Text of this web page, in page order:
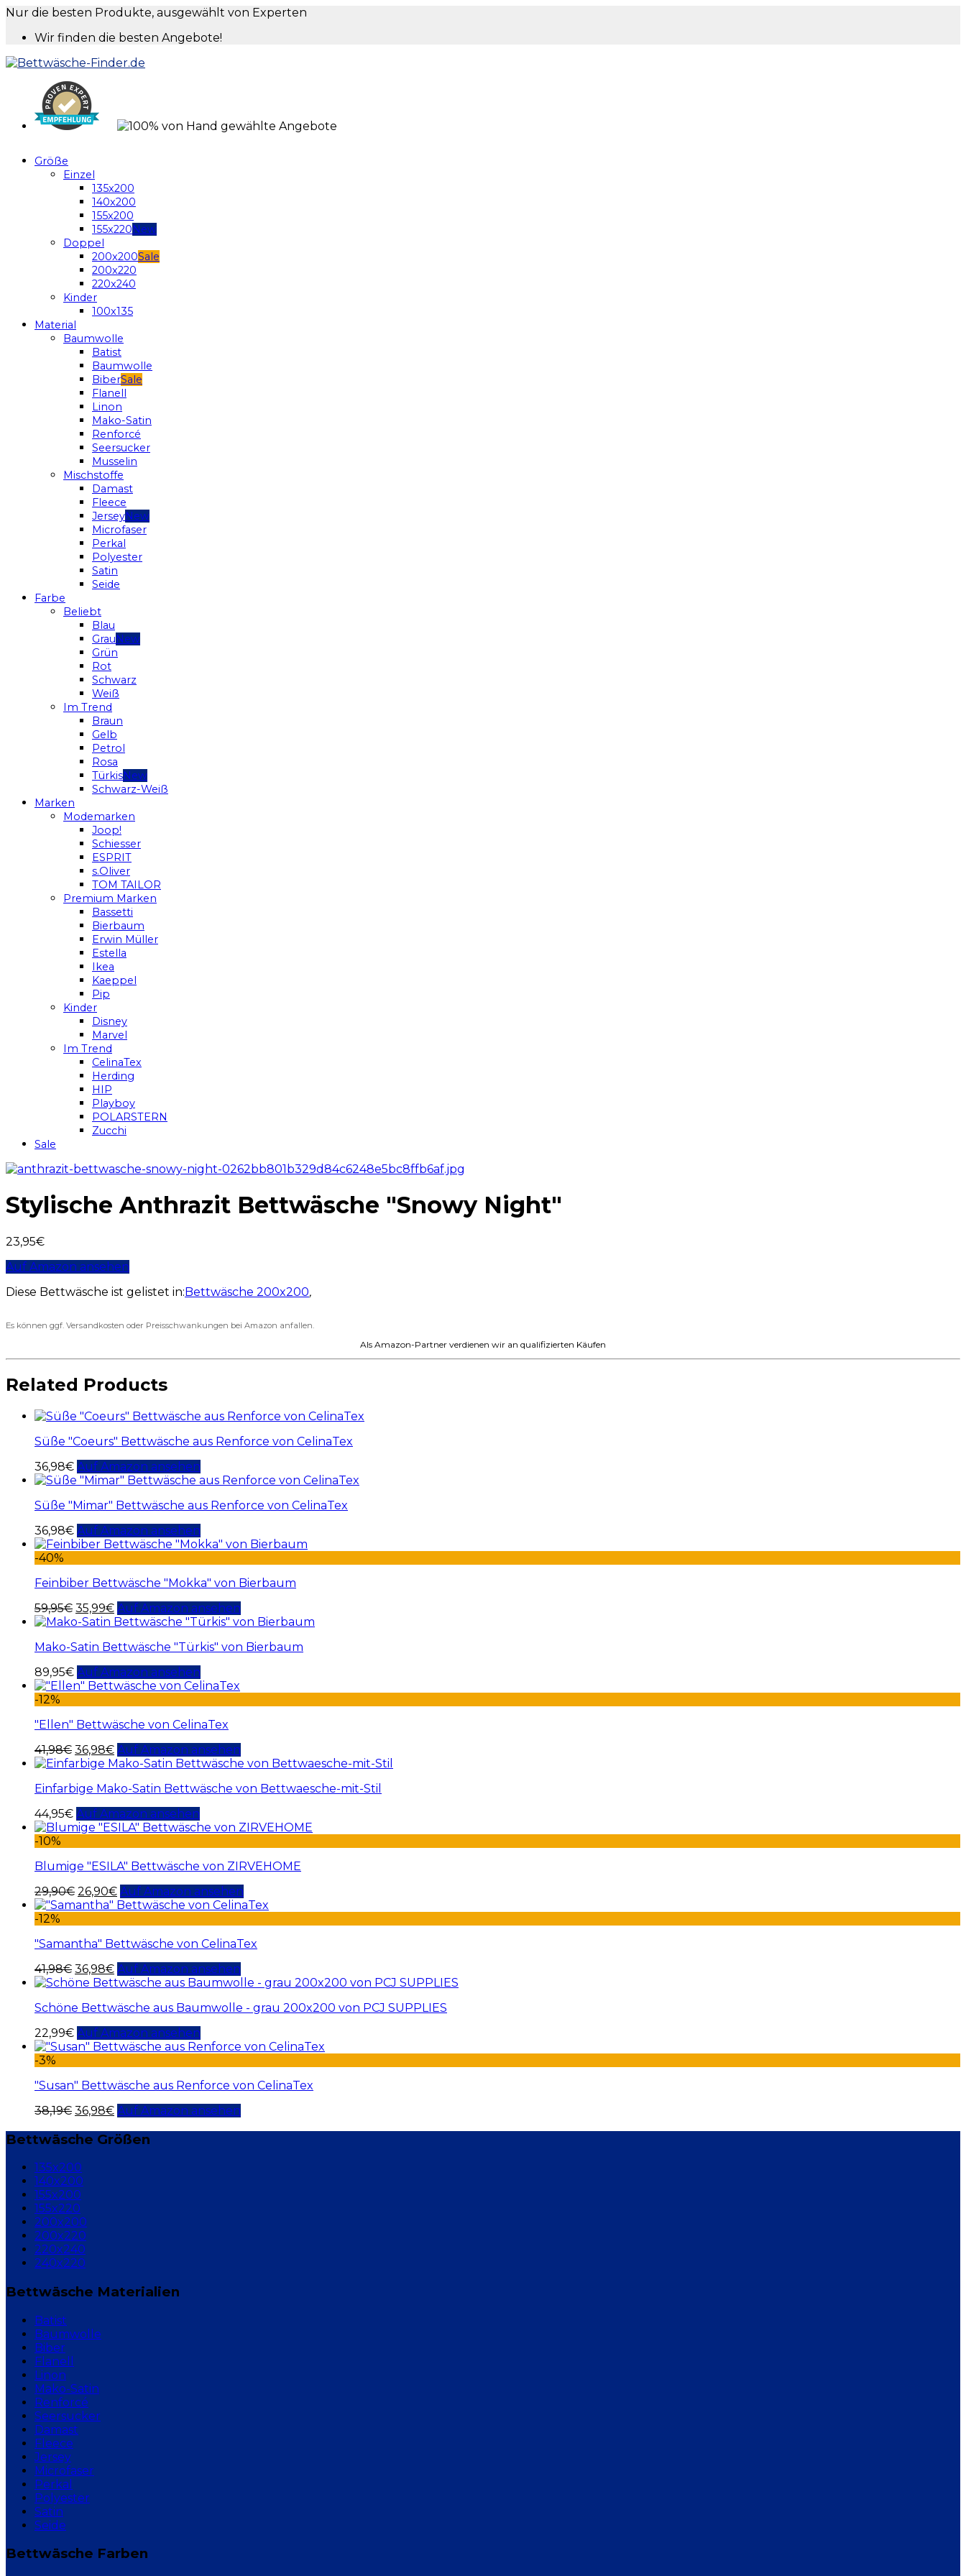
Nur die besten Produkte, ausgewählt von Experten
Wir finden die besten Angebote!
Größe
Einzel
135x200
140x200
155x200
155x220
Doppel
200x200
200x220
220x240
Kinder
100x135
Material
Baumwolle
Batist
Baumwolle
Biber
Flanell
Linon
Mako-Satin
Renforcé
Seersucker
Musselin
Mischstoffe
Damast
Fleece
Jersey
Microfaser
Perkal
Polyester
Satin
Seide
Farbe
Beliebt
Blau
Grau
Grün
Rot
Schwarz
Weiß
Im Trend
Braun
Gelb
Petrol
Rosa
Türkis
Schwarz-Weiß
Marken
Modemarken
Joop!
Schiesser
ESPRIT
s.Oliver
TOM TAILOR
Premium Marken
Bassetti
Bierbaum
Erwin Müller
Estella
Ikea
Kaeppel
Pip
Kinder
Disney
Marvel
Im Trend
CelinaTex
Herding
HIP
Playboy
POLARSTERN
Zucchi
Sale
Stylische Anthrazit Bettwäsche "Snowy Night"
23,95€
Auf Amazon ansehen
Diese Bettwäsche ist gelistet in:Bettwäsche 200x200,
Es können ggf. Versandkosten oder Preisschwankungen bei Amazon anfallen.
Als Amazon-Partner verdienen wir an qualifizierten Käufen
Related Products
Süße "Coeurs" Bettwäsche aus Renforce von CelinaTex
36,98€ Auf Amazon ansehen
Süße "Mimar" Bettwäsche aus Renforce von CelinaTex
36,98€ Auf Amazon ansehen
-40%
Feinbiber Bettwäsche "Mokka" von Bierbaum
59,95€ 35,99€ Auf Amazon ansehen
Mako-Satin Bettwäsche "Türkis" von Bierbaum
89,95€ Auf Amazon ansehen
-12%
"Ellen" Bettwäsche von CelinaTex
41,98€ 36,98€ Auf Amazon ansehen
Einfarbige Mako-Satin Bettwäsche von Bettwaesche-mit-Stil
44,95€ Auf Amazon ansehen
-10%
Blumige "ESILA" Bettwäsche von ZIRVEHOME
29,90€ 26,90€ Auf Amazon ansehen
-12%
"Samantha" Bettwäsche von CelinaTex
41,98€ 36,98€ Auf Amazon ansehen
Schöne Bettwäsche aus Baumwolle - grau 200x200 von PCJ SUPPLIES
22,99€ Auf Amazon ansehen
-3%
"Susan" Bettwäsche aus Renforce von CelinaTex
38,19€ 36,98€ Auf Amazon ansehen
Bettwäsche Größen
135x200
140x200
155x200
155x220
200x200
200x220
220x240
240x220
Bettwäsche Materialien
Batist
Baumwolle
Biber
Flanell
Linon
Mako-Satin
Renforcé
Seersucker
Damast
Fleece
Jersey
Microfaser
Perkal
Polyester
Satin
Seide
Bettwäsche Farben